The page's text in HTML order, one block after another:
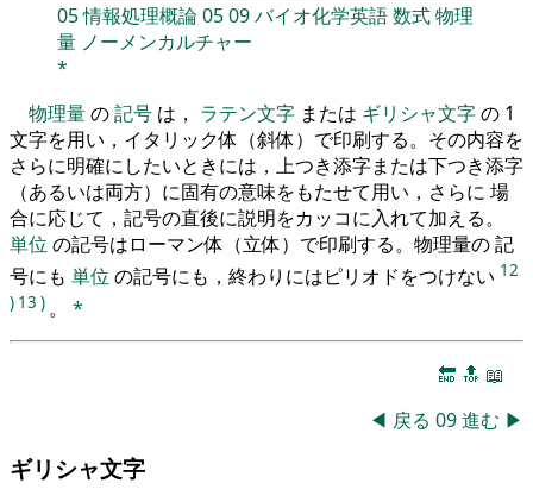
05情報処理概論0509バイオ化学英語数式物理
量 ノーメンカルチャー
*
物理量の記号 は， ラテン文字 または ギリシャ文字の 1
文字を用い，イタリック体（斜体）で印刷する。その内容を
さらに明確にしたいときには，上つき添字または下つき添字
（あるいは両方）に固有の意味をもたせて用い，さらに 場
合に応じて，記号の直後に説明をカッコに入れて加える。
単位 の記号はローマン体（立体）で印刷する。物理量の 記
号にも 単位 の記号にも，終わりにはピリオドをつけない 12
) 13 ) 。 *
🔚 🔝 📖
◀ 戻る 09進む ▶
ギリシャ文字